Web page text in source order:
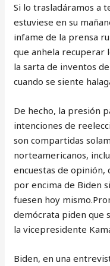
Si lo trasladáramos a
estuviese en su
infame de la prensa
que anhela recuperar
la sarta de inventos
cuando se siente
De hecho, la presión
intenciones de
son compartidas
norteamericanos,
encuestas de opinión,
por encima de Biden
fuesen hoy
demócrata piden que
la vicepresidente
Biden, en una